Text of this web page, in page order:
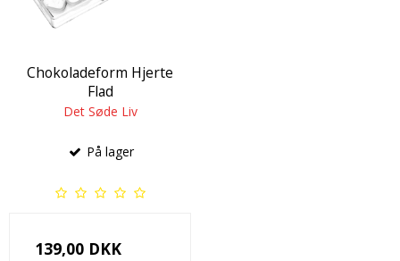
Chokoladeform Hjerte
Flad
Det Søde Liv
På lager
139,00 DKK